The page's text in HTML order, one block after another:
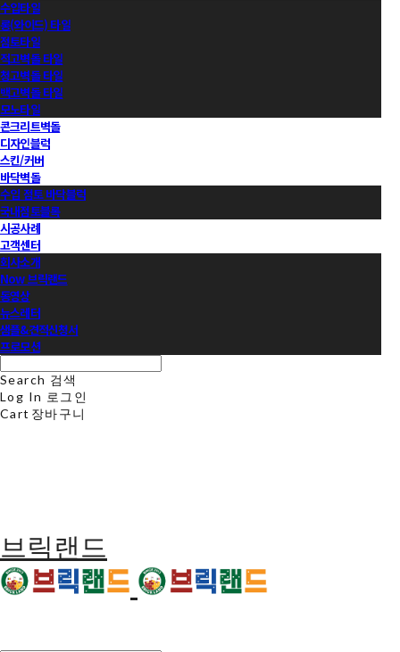
수입타일
롱(와이드) 타일
점토타일
적고벽돌 타일
청고벽돌 타일
백고벽돌 타일
모노타일
콘크리트벽돌
디자인블럭
스킨/커버
바닥벽돌
수입 점토 바닥블럭
국내점토블록
시공사례
고객센터
회사소개
Now 브릭랜드
동영상
뉴스레터
샘플&견적신청서
프로모션
Search 검색
Log In 로그인
Cart 장바구니
브릭랜드